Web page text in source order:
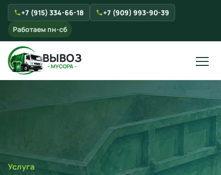
+7 (915) 334-66-18
+7 (909) 993-90-39
Работаем пн-сб
ВЫВОЗ
- МУСОРА -
Услуга